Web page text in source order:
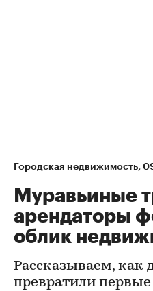
Городская недвижимость
Муравьиные
арендаторы
облик
Рассказываем, как
превратили